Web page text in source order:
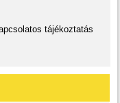
tájékoztatás